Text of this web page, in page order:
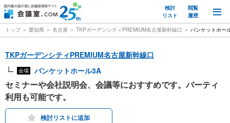
検討
リスト
閲覧
履歴
トップ 愛知県 名古屋 TKPガーデンシティPREMIUM名古屋新幹線口 バンケットホー
TKPガーデンシティPREMIUM名古屋新幹線口
会場 バンケットホール3A
セミナーや会社説明会、会議等におすすめです。パーティ
利用も可能です。
検討リストに追加